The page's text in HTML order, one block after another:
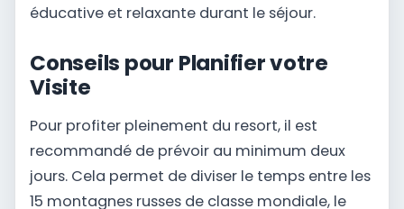
éducative et relaxante durant le séjour.
Conseils pour Planifier votre
Visite
Pour profiter pleinement du resort, il est
recommandé de prévoir au minimum deux
jours. Cela permet de diviser le temps entre les
15 montagnes russes de classe mondiale, le